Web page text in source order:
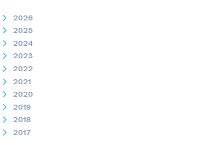
2026
2025
2024
2023
2022
2021
2020
2019
2018
2017